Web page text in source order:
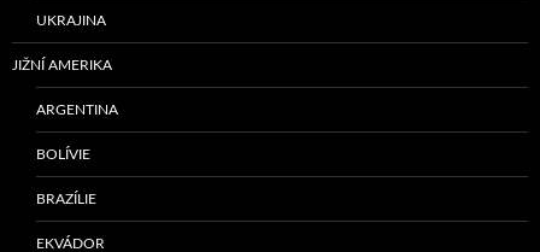
UKRAJINA
JIŽNÍ AMERIKA
ARGENTINA
BOLÍVIE
BRAZÍLIE
EKVÁDOR